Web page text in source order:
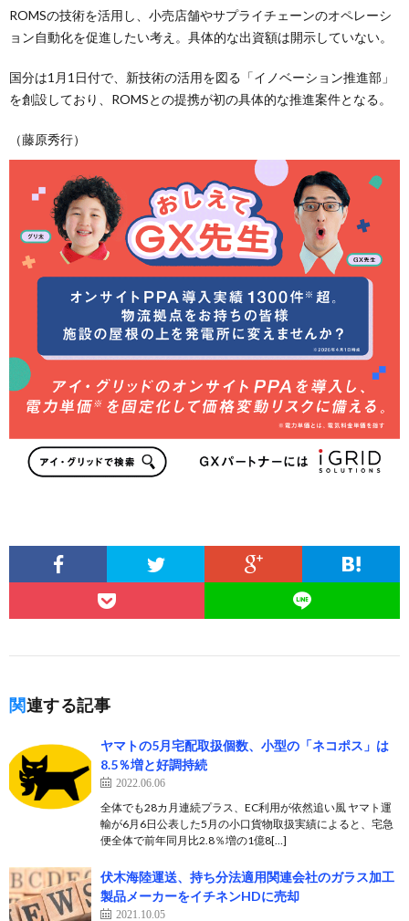
ROMSの技術を活用し、小売店舗やサプライチェーンのオペレーシ
ョン自動化を促進したい考え。具体的な出資額は開示していない。
国分は1月1日付で、新技術の活用を図る「イノベーション推進部」
を創設しており、ROMSとの提携が初の具体的な推進案件となる。
（藤原秀行）
関連する記事
ヤマトの5月宅配取扱個数、小型の「ネコポス」は
8.5％増と好調持続
2022.06.06
全体でも28カ月連続プラス、EC利用が依然追い風 ヤマト運
輸が6月6日公表した5月の小口貨物取扱実績によると、宅急
便全体で前年同月比2.8％増の1億8[…]
伏木海陸運送、持ち分法適用関連会社のガラス加工
製品メーカーをイチネンHDに売却
2021.10.05